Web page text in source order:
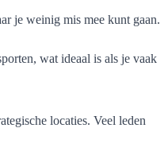
je weinig mis mee kunt gaan.
wat ideaal is als je vaak
locaties. Veel leden